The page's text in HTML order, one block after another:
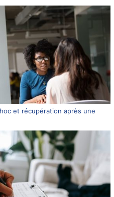
et récupération après une